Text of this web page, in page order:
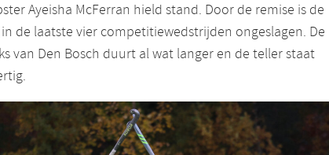
Ayeisha McFerran hield stand. Door de remise is de
de laatste vier competitiewedstrijden ongeslagen. De
van Den Bosch duurt al wat langer en de teller staat